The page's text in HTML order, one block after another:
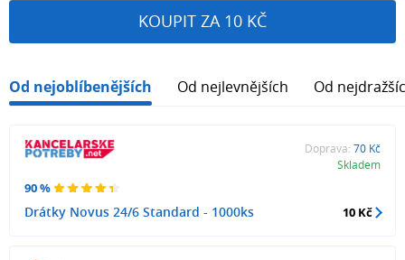
KOUPIT ZA 10 KČ
Od nejoblíbenějších Od nejlevnějších Od
90 %
Drátky Novus 24/6 Standard - 1000ks
Doprava: 70 Kč
Skladem
10 Kč